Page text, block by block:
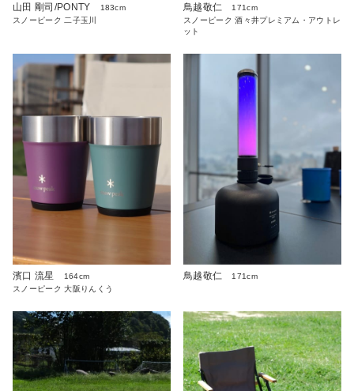
山田 剛司/PONTY
183cm
スノーピーク 二子玉川
鳥越敬仁
171cm
スノーピーク 酒々井プレミアム・アウトレ
ット
濱口 流星
164cm
スノーピーク 大阪りんくう
鳥越敬仁 171cm